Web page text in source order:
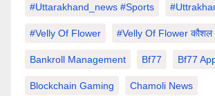
#Uttarakhand_news #sports
#velly Of Flower #velly Of Flower कौशल
Bankroll Management Bf77 Bf77
Blockchain Gaming Chamoli News